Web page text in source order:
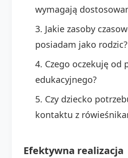
wymagają
Jakie zasoby
posiadam jako rodzic?
Czego oczekuję od
edukacyjnego?
Czy dziecko
kontaktu z
Efektywna realizacja